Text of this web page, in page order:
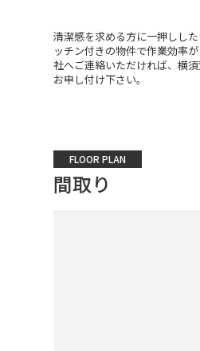
清潔感を求める方に一押しし
ッチン付きの物件で作業効率
社へご連絡いただければ、横
お申し付け下さい。
FLOOR PLAN
間取り